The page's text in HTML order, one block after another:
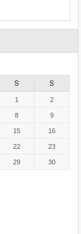
S S
1 2
8 9
15 16
22 23
29 30